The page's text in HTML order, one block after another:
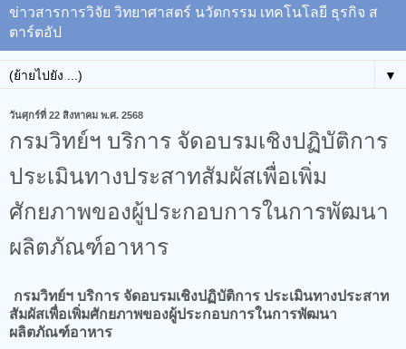
ข่าวสารการวิจัย วิทยาศาสตร์ นวัตกรรม เทคโนโลยี ธุรกิจ ส
ตาร์ตอัป
▼
วันศุกร์ที่ 22 สิงหาคม พ.ศ. 2568
กรมวิทย์ฯ บริการ จัดอบรมเชิงปฏิบัติการ
ประเมินทางประสาทสัมผัสเพื่อเพิ่ม
ศักยภาพของผู้ประกอบการในการพัฒนา
ผลิตภัณฑ์อาหาร
กรมวิทย์ฯ บริการ จัดอบรมเชิงปฏิบัติการ ประเมินทางประสาท
สัมผัสเพื่อเพิ่มศักยภาพของผู้ประกอบการในการพัฒนา
ผลิตภัณฑ์อาหาร